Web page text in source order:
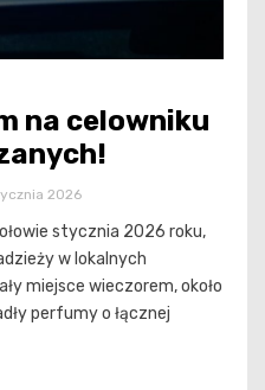
na celowniku
2026
stycznia 2026 roku,
w lokalnych
miejsce wieczorem, około
perfumy o łącznej